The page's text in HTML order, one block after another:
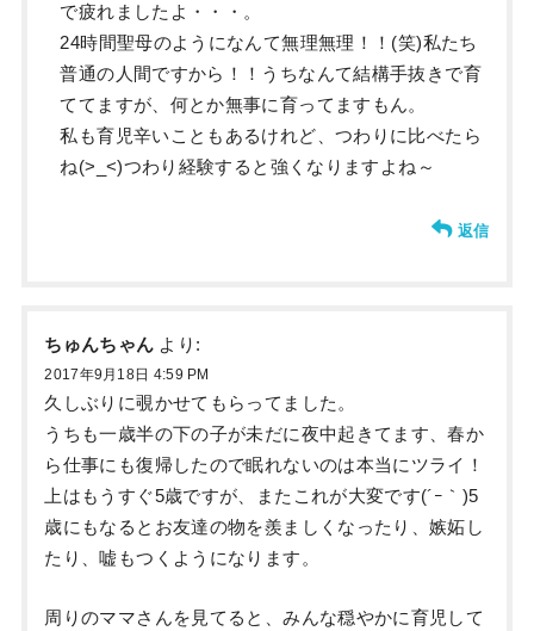
で疲れましたよ・・・。
24時間聖母のようになんて無理無理！！(笑)私たち
普通の人間ですから！！うちなんて結構手抜きで育
ててますが、何とか無事に育ってますもん。
私も育児辛いこともあるけれど、つわりに比べたら
ね(>_<)つわり経験すると強くなりますよね～
返信
ちゅんちゃん より:
2017年9月18日 4:59 PM
久しぶりに覗かせてもらってました。
うちも一歳半の下の子が未だに夜中起きてます、春か
ら仕事にも復帰したので眠れないのは本当にツライ！
上はもうすぐ5歳ですが、またこれが大変です(´ｰ｀)5
歳にもなるとお友達の物を羨ましくなったり、嫉妬し
たり、嘘もつくようになります。
周りのママさんを見てると、みんな穏やかに育児して